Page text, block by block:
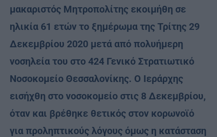
μακαριστός Μητροπολίτης εκοιμήθη σε
ηλικία 61 ετών το ξημέρωμα της Τρίτης 29
Δεκεμβρίου 2020 μετά από πολυήμερη
νοσηλεία του στο 424 Γενικό Στρατιωτικό
Νοσοκομείο Θεσσαλονίκης. Ο Ιεράρχης
εισήχθη στο νοσοκομείο στις 8 Δεκεμβρίου,
όταν και βρέθηκε θετικός στον κορωνοϊό
για προληπτικούς λόγους όμως η κατάσταση